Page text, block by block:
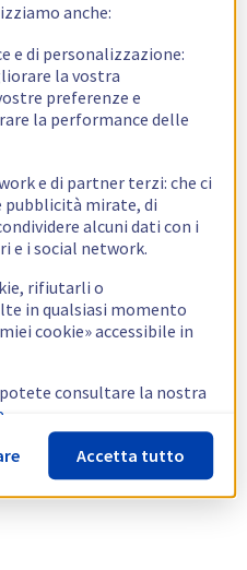
anche:
e di personalizzazione:
la vostra
preferenze e
la performance delle
e di partner terzi: che ci
mirate, di
alcuni dati con i
e i social network.
rifiutarli o
in qualsiasi momento
cookie» accessibile in
consultare la nostra
Accetta tutto